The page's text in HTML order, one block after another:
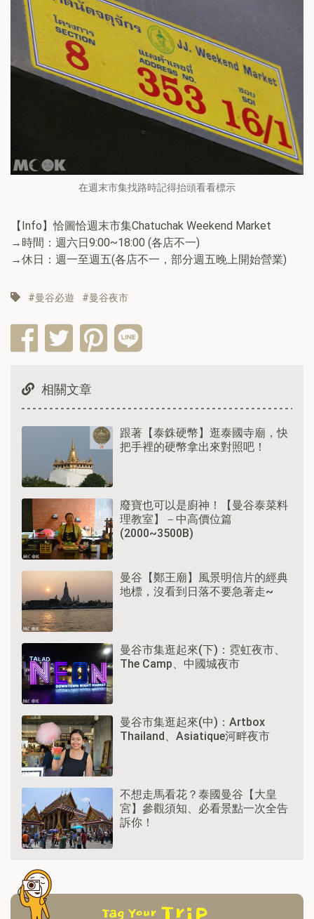
在週末市集找路時記得抬頭看看標示
【Info】恰圖恰週末市集Chatuchak Weekend Market
→時間：週六日9:00~18:00 (各店不一)
→休日：週一至週五(各店不一，部分週五晚上開始營業)
曼谷必遊 曼谷夜市
相關文章
跟著【泰銖硬幣】逛泰國寺廟，快
把手裡的硬幣拿出來對照吧！
廢寶也可以是廚神！【曼谷泰菜料
理教室】－中高價位篇
(2000~3500B)
曼谷【鄭王廟】風景明信片的經典
地標，沒看到日落不要急著走~
曼谷市集逛起來(下)：霓虹夜市、
The Camp、中國城夜市
曼谷市集逛起來(中)：Artbox
Thailand、Asiatique河畔夜市
不想走馬看花？泰國曼谷【大皇
宮】參觀須知、必看景點一次全告
訴你！